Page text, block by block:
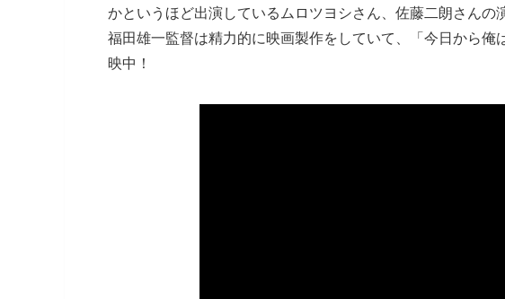
かというほど出演しているムロツヨシさん、佐藤二朗さんの
福田雄一監督は精力的に映画製作をしていて、「今日から
映中！